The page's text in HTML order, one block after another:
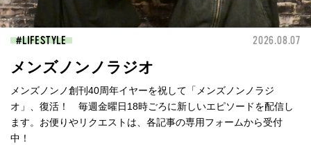
LIFESTYLE 2026.08.07
メンズノンノラジオ
メンズノンノ創刊40周年イヤーを祝して「メンズノンノラジ
オ」、復活！ 毎週金曜日18時ごろに新しいエピソードを配信し
ます。お便りやリクエストは、各記事の専用フォームから受付
中！